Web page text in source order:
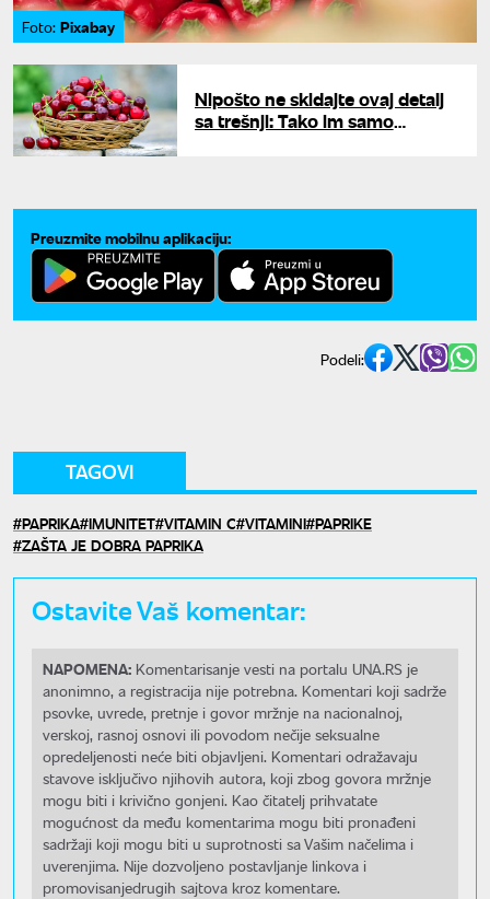
Foto: Pixabay
Nipošto ne skidajte ovaj detalj
sa trešnji: Tako im samo
Preuzmite mobilnu aplikaciju:
Podeli:
TAGOVI
PAPRIKA IMUNITET VITAMIN C VITAMINI PAPRIKE
ZAŠTA JE DOBRA PAPRIKA
Ostavite Vaš komentar:
NAPOMENA: Komentarisanje vesti na portalu UNA.RS je
anonimno, a registracija nije potrebna. Komentari koji sadrže
psovke, uvrede, pretnje i govor mržnje na nacionalnoj,
verskoj, rasnoj osnovi ili povodom nečije seksualne
opredeljenosti neće biti objavljeni. Komentari odražavaju
stavove isključivo njihovih autora, koji zbog govora mržnje
mogu biti i krivično gonjeni. Kao čitatelj prihvatate
mogućnost da među komentarima mogu biti pronađeni
sadržaji koji mogu biti u suprotnosti sa Vašim načelima i
uverenjima. Nije dozvoljeno postavljanje linkova i
promovisanjedrugih sajtova kroz komentare.